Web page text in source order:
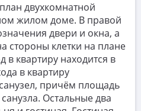
двухкомнатной
жилом доме. В правой
двери и окна, а
стороны клетки на плане
в квартиру находится в
в квартиру
причём площадь
Остальные два